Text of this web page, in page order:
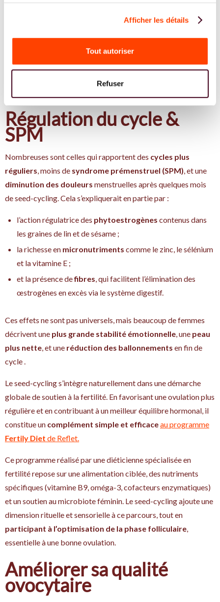
Afficher les détails
Tout autoriser
Refuser
approches douces, naturelles et non médicalisées pour
accompagner leur santé hormonale, leseed-cyclingapparaît
comme une solution accessible, intuitive et réconfortante. Ses
promesses ? Unemeilleure connaissance de son cycle, une
Régulation du cycle &
SPM
Nombreuses sont celles qui rapportent des cycles plus
réguliers, moins de syndrome prémenstruel (SPM), et une
diminution des douleurs menstruelles après quelques mois
de seed-cycling. Cela s’expliquerait en partie par :
l’action régulatrice des phytoestrogènes contenus dans
les graines de lin et de sésame ;
la richesse en micronutriments comme le zinc, le sélénium
et la vitamine E ;
et la présence defibres, qui facilitent l’élimination des
œstrogènes en excès via le système digestif.
Ces effets ne sont pas universels, mais beaucoup de femmes
décrivent une plus grande stabilité émotionnelle, une peau
plus nette, et une réduction des ballonnements en fin de
cycle .
Le seed-cycling s’intègre naturellement dans une démarche
globale de soutien à la fertilité. En favorisant une ovulation plus
régulière et en contribuant à un meilleur équilibre hormonal, il
constitue un complément simple et efficaceau programme
Fertily Diet de Reflet.
Ce programme réalisé par une diéticienne spécialisée en
fertilité repose sur une alimentation ciblée, des nutriments
spécifiques (vitamine B9, oméga-3, cofacteurs enzymatiques)
et un soutien au microbiote féminin. Le seed-cycling ajoute une
dimension rituelle et sensorielle à ce parcours, tout en
participant à l’optimisation de la phase folliculaire,
essentielle à une bonne ovulation.
Améliorer sa qualité
ovocytaire